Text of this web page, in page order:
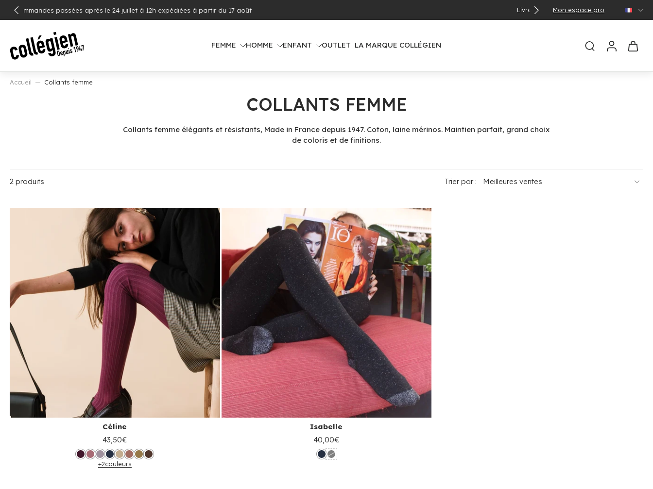
ALLER
AU
Mon espace pro
Livraison offerte dès 100€ d'achat (voir pays concernés) 🌞
FEMME HOMME ENFANT OUTLET LA MARQUE COLLÉGIEN
Accueil Collants femme
COLLANTS FEMME
Collants femme élégants et résistants, Made in France depuis 1947. Coton, laine mérinos. Maintien parfait, grand choix
de coloris et de finitions.
2 produits Trier par :
Céline
43,50€
+2couleurs
Isabelle
40,00€